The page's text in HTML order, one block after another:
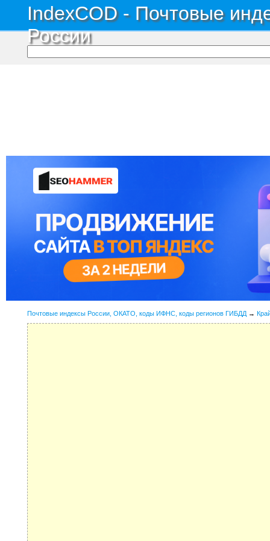
IndexCOD - Почтовые
России
Почтовые индексы России, ОКАТО, коды ИФНС, коды регионов ГИБДД →